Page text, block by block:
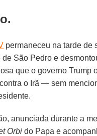
permaneceu na tarde de
São Pedro e
que o governo Trump
o Irã — sem
anunciada durante a
Orbi do Papa e